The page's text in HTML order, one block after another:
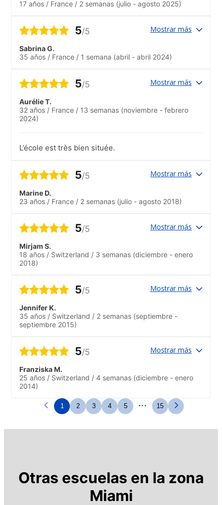
17 años / France / 2 semanas (julio - agosto 2025)
5/5 Mostrar más
Sabrina G.
35 años / France / 1 semana (abril - abril 2024)
5/5 Mostrar más
Aurélie T.
32 años / France / 13 semanas (noviembre - febrero
2024)
L’école est très bien située.
5/5 Mostrar más
Marine D.
23 años / France / 2 semanas (julio - agosto 2018)
5/5 Mostrar más
Mirjam S.
18 años / Switzerland / 3 semanas (diciembre - enero
2018)
5/5 Mostrar más
Jennifer K.
35 años / Switzerland / 2 semanas (septiembre -
septiembre 2015)
5/5 Mostrar más
Franziska M.
25 años / Switzerland / 4 semanas (diciembre - enero
2014)
1 2 3 4 5 ... 15
Otras escuelas en la zona
Miami